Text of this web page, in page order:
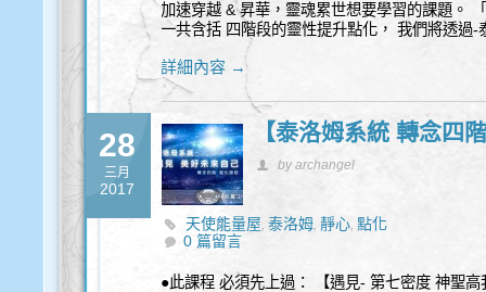
加速穿越 & 昇華，靈魂累世想要學習的課題。
一共含括 四階段的靈性提升點化， 我們將透過-
詳細內容 →
28
三月
2017
【泰洛姆系統 轉念四
by archangel
天使能量屋,泰洛姆,靜心,點化
0 篇留言
●此課程 必須先上過： 【遇見- 第七密度 神聖